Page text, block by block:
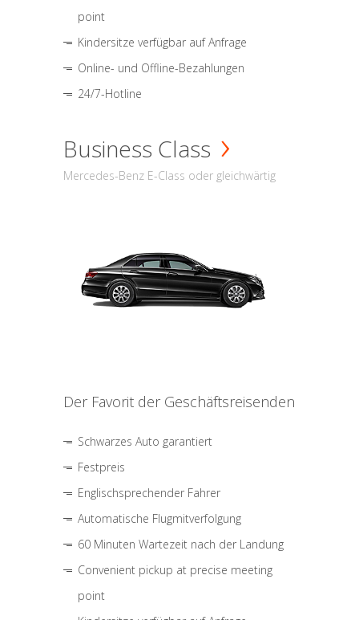
point
Kindersitze verfügbar auf Anfrage
Online- und Offline-Bezahlungen
24/7-Hotline
Business Class
Mercedes-Benz E-Class oder gleichwärtig
Der Favorit der Geschäftsreisenden
Schwarzes Auto garantiert
Festpreis
Englischsprechender Fahrer
Automatische Flugmitverfolgung
60 Minuten Wartezeit nach der Landung
Convenient pickup at precise meeting
point